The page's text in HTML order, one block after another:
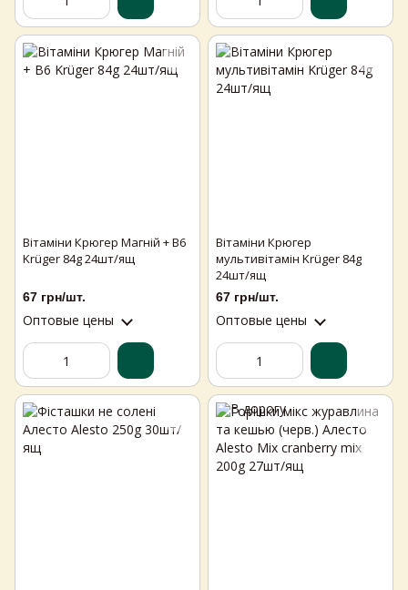
Вітаміни Крюгер Магній + В6
Krüger 84g 24шт/ящ
67 грн/шт.
Оптовые цены
Вітаміни Крюгер
мультивітамін Krüger 84g
24шт/ящ
67 грн/шт.
Оптовые цены